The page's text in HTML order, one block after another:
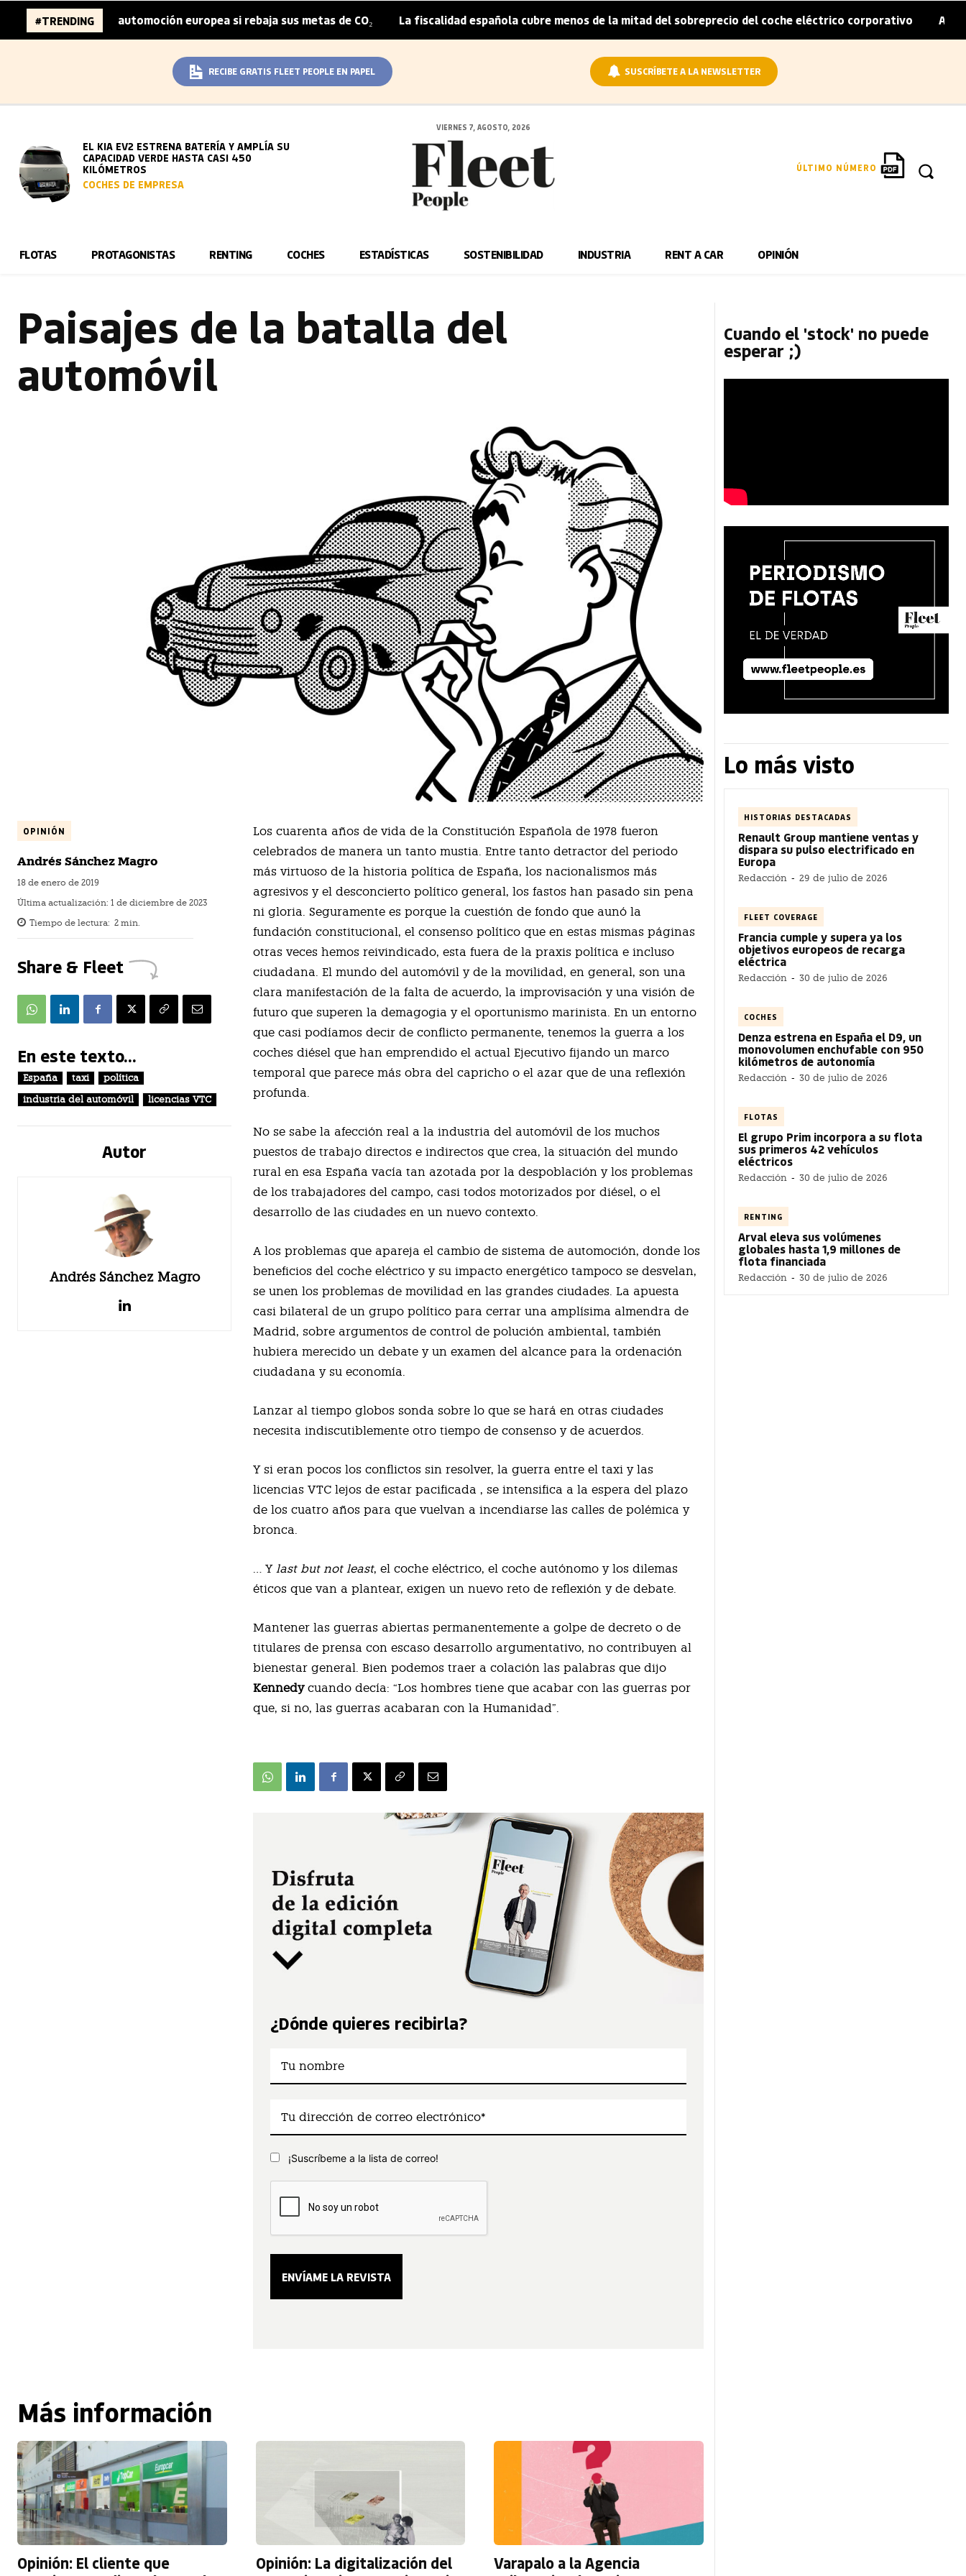
#TRENDING
de la automoción europea si rebaja sus metas de CO₂ | La fiscalidad española cubre menos de la mitad del sobreprecio del coche eléctrico corporativo | Arval convierte
RECIBE GRATIS FLEET PEOPLE EN PAPEL SUSCRÍBETE A LA NEWSLETTER
EL KIA EV2 ESTRENA BATERÍA Y AMPLÍA SU
CAPACIDAD VERDE HASTA CASI 450
KILÓMETROS
COCHES DE EMPRESA
VIERNES 7, AGOSTO, 2026
ÚLTIMO NÚMERO
FLOTAS PROTAGONISTAS RENTING COCHES ESTADÍSTICAS SOSTENIBILIDAD INDUSTRIA RENT A CAR OPINIÓN
Paisajes de la batalla del
automóvil
OPINIÓN
Andrés Sánchez Magro
18 de enero de 2019
Última actualización: 1 de diciembre de 2023
Tiempo de lectura: 2 min.
Share & Fleet
En este texto...
España taxi
política
industria del automóvil
licencias VTC
Autor
Andrés Sánchez Magro
Los cuarenta años de vida de la Constitución Española de 1978 fueron
celebrados de manera un tanto mustia. Entre tanto detractor del periodo
más virtuoso de la historia política de España, los nacionalismos más
agresivos y el desconcierto político general, los fastos han pasado sin pena
ni gloria. Seguramente es porque la cuestión de fondo que aunó la
fundación constitucional, el consenso político que en estas mismas páginas
otras veces hemos reivindicado, esta fuera de la praxis política e incluso
ciudadana.El mundo del automóvil y de la movilidad, en general, son una
clara manifestación de la falta de acuerdo, la improvisación y una visión de
futuro que superen la demagogia y el oportunismo marinista. En un entorno
que casi podíamos decir de conflicto permanente, tenemos la guerra a los
coches diésel que han emprendido el actual Ejecutivo fijando un marco
temporal que parece más obra del capricho o el azar que de una reflexión
profunda.
No se sabe la afección real a la industria del automóvil de los muchos
puestos de trabajo directos e indirectos que crea, la situación del mundo
rural en esa España vacía tan azotada por la despoblación y los problemas
de los trabajadores del campo, casi todos motorizados por diésel, o el
desarrollo de las ciudades en un nuevo contexto.
A los problemas que apareja el cambio de sistema de automoción, donde los
beneficios del coche eléctrico y su impacto energético tampoco se desvelan,
se unen los problemas de movilidad en las grandes ciudades. La apuesta
casi bilateral de un grupo político para cerrar una amplísima almendra de
Madrid, sobre argumentos de control de polución ambiental, también
hubiera merecido un debate y un examen del alcance para la ordenación
ciudadana y su economía.
Lanzar al tiempo globos sonda sobre lo que se hará en otras ciudades
necesita indiscutiblemente otro tiempo de consenso y de acuerdos.
Y si eran pocos los conflictos sin resolver, la guerra entre el taxi y las
licencias VTC lejos de estar pacificada , se intensifica a la espera del plazo
de los cuatro años para que vuelvan a incendiarse las calles de polémica y
bronca.
… Ylast but not least, el coche eléctrico, el coche autónomo y los dilemas
éticos que van a plantear, exigen un nuevo reto de reflexión y de debate.
Mantener las guerras abiertas permanentemente a golpe de decreto o de
titulares de prensa con escaso desarrollo argumentativo, no contribuyen al
bienestar general. Bien podemos traer a colación las palabras que dijo
Kennedycuando decía: “Los hombres tiene que acabar con las guerras por
que, si no, las guerras acabaran con la Humanidad”.
¿Dónde quieres recibirla?
¡Suscríbeme a la lista de correo!
Más información
Opinión: El cliente que
Opinión: La digitalización del
Varapalo a la Agencia
Cuando el 'stock' no puede
esperar ;)
Lo más visto
HISTORIAS DESTACADAS
Renault Group mantiene ventas y
dispara su pulso electrificado en
Europa
Redacción - 29 de julio de 2026
FLEET COVERAGE
Francia cumple y supera ya los
objetivos europeos de recarga
eléctrica
Redacción - 30 de julio de 2026
COCHES
Denza estrena en España el D9, un
monovolumen enchufable con 950
kilómetros de autonomía
Redacción - 30 de julio de 2026
FLOTAS
El grupo Prim incorpora a su flota
sus primeros 42 vehículos
eléctricos
Redacción - 30 de julio de 2026
RENTING
Arval eleva sus volúmenes
globales hasta 1,9 millones de
flota financiada
Redacción - 30 de julio de 2026